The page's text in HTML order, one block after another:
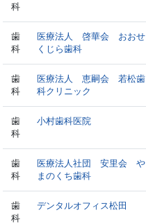
科
歯
科
医療法人 啓華会 おおせ
くじら歯科
歯
科
医療法人 恵嗣会 若松歯
科クリニック
歯
科
小村歯科医院
歯
科
医療法人社団 安里会 や
まのくち歯科
歯
科
デンタルオフィス松田